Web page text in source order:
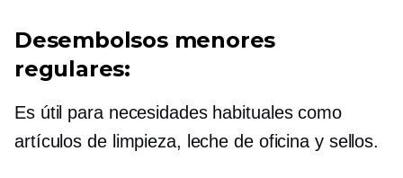
Desembolsos menores
regulares:
Es útil para necesidades habituales como
artículos de limpieza, leche de oficina y sellos.